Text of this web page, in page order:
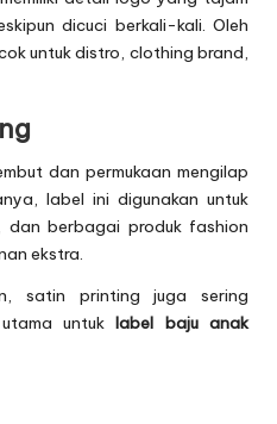
dicuci berkali-kali. Oleh
untuk distro, clothing brand,
dan permukaan mengilap
label ini digunakan untuk
dan berbagai produk fashion
ekstra.
satin printing juga sering
utama untuklabel baju anak